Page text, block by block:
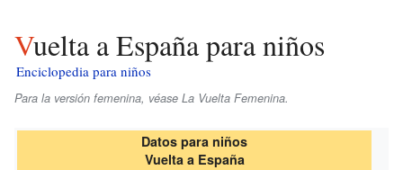
Vuelta a España para niños
Enciclopedia para niños
Para la versión femenina, véase La Vuelta Femenina.
Datos para niños
Vuelta a España